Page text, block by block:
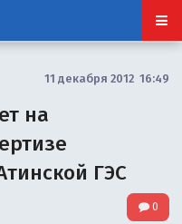
11 декабря 2012 16:49
на
ГЭС
0